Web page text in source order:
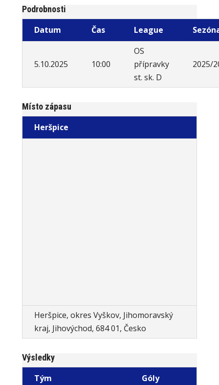
Podrobnosti
Datum Čas League
5.10.2025 10:00
OS
přípravky
st. sk. D
2025/
Místo zápasu
Heršpice
Heršpice, okres Vyškov, Jihomoravský
kraj, Jihovýchod, 684 01, Česko
Výsledky
Tým
Góly